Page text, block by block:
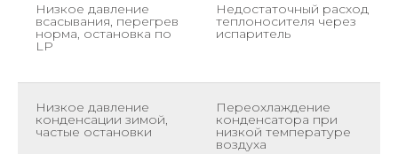
Низкое давление
всасывания, перегрев
норма, остановка по
LP
Недостаточный расход
теплоносителя через
испаритель
Низкое давление
конденсации зимой,
частые остановки
Переохлаждение
конденсатора при
низкой температуре
воздуха